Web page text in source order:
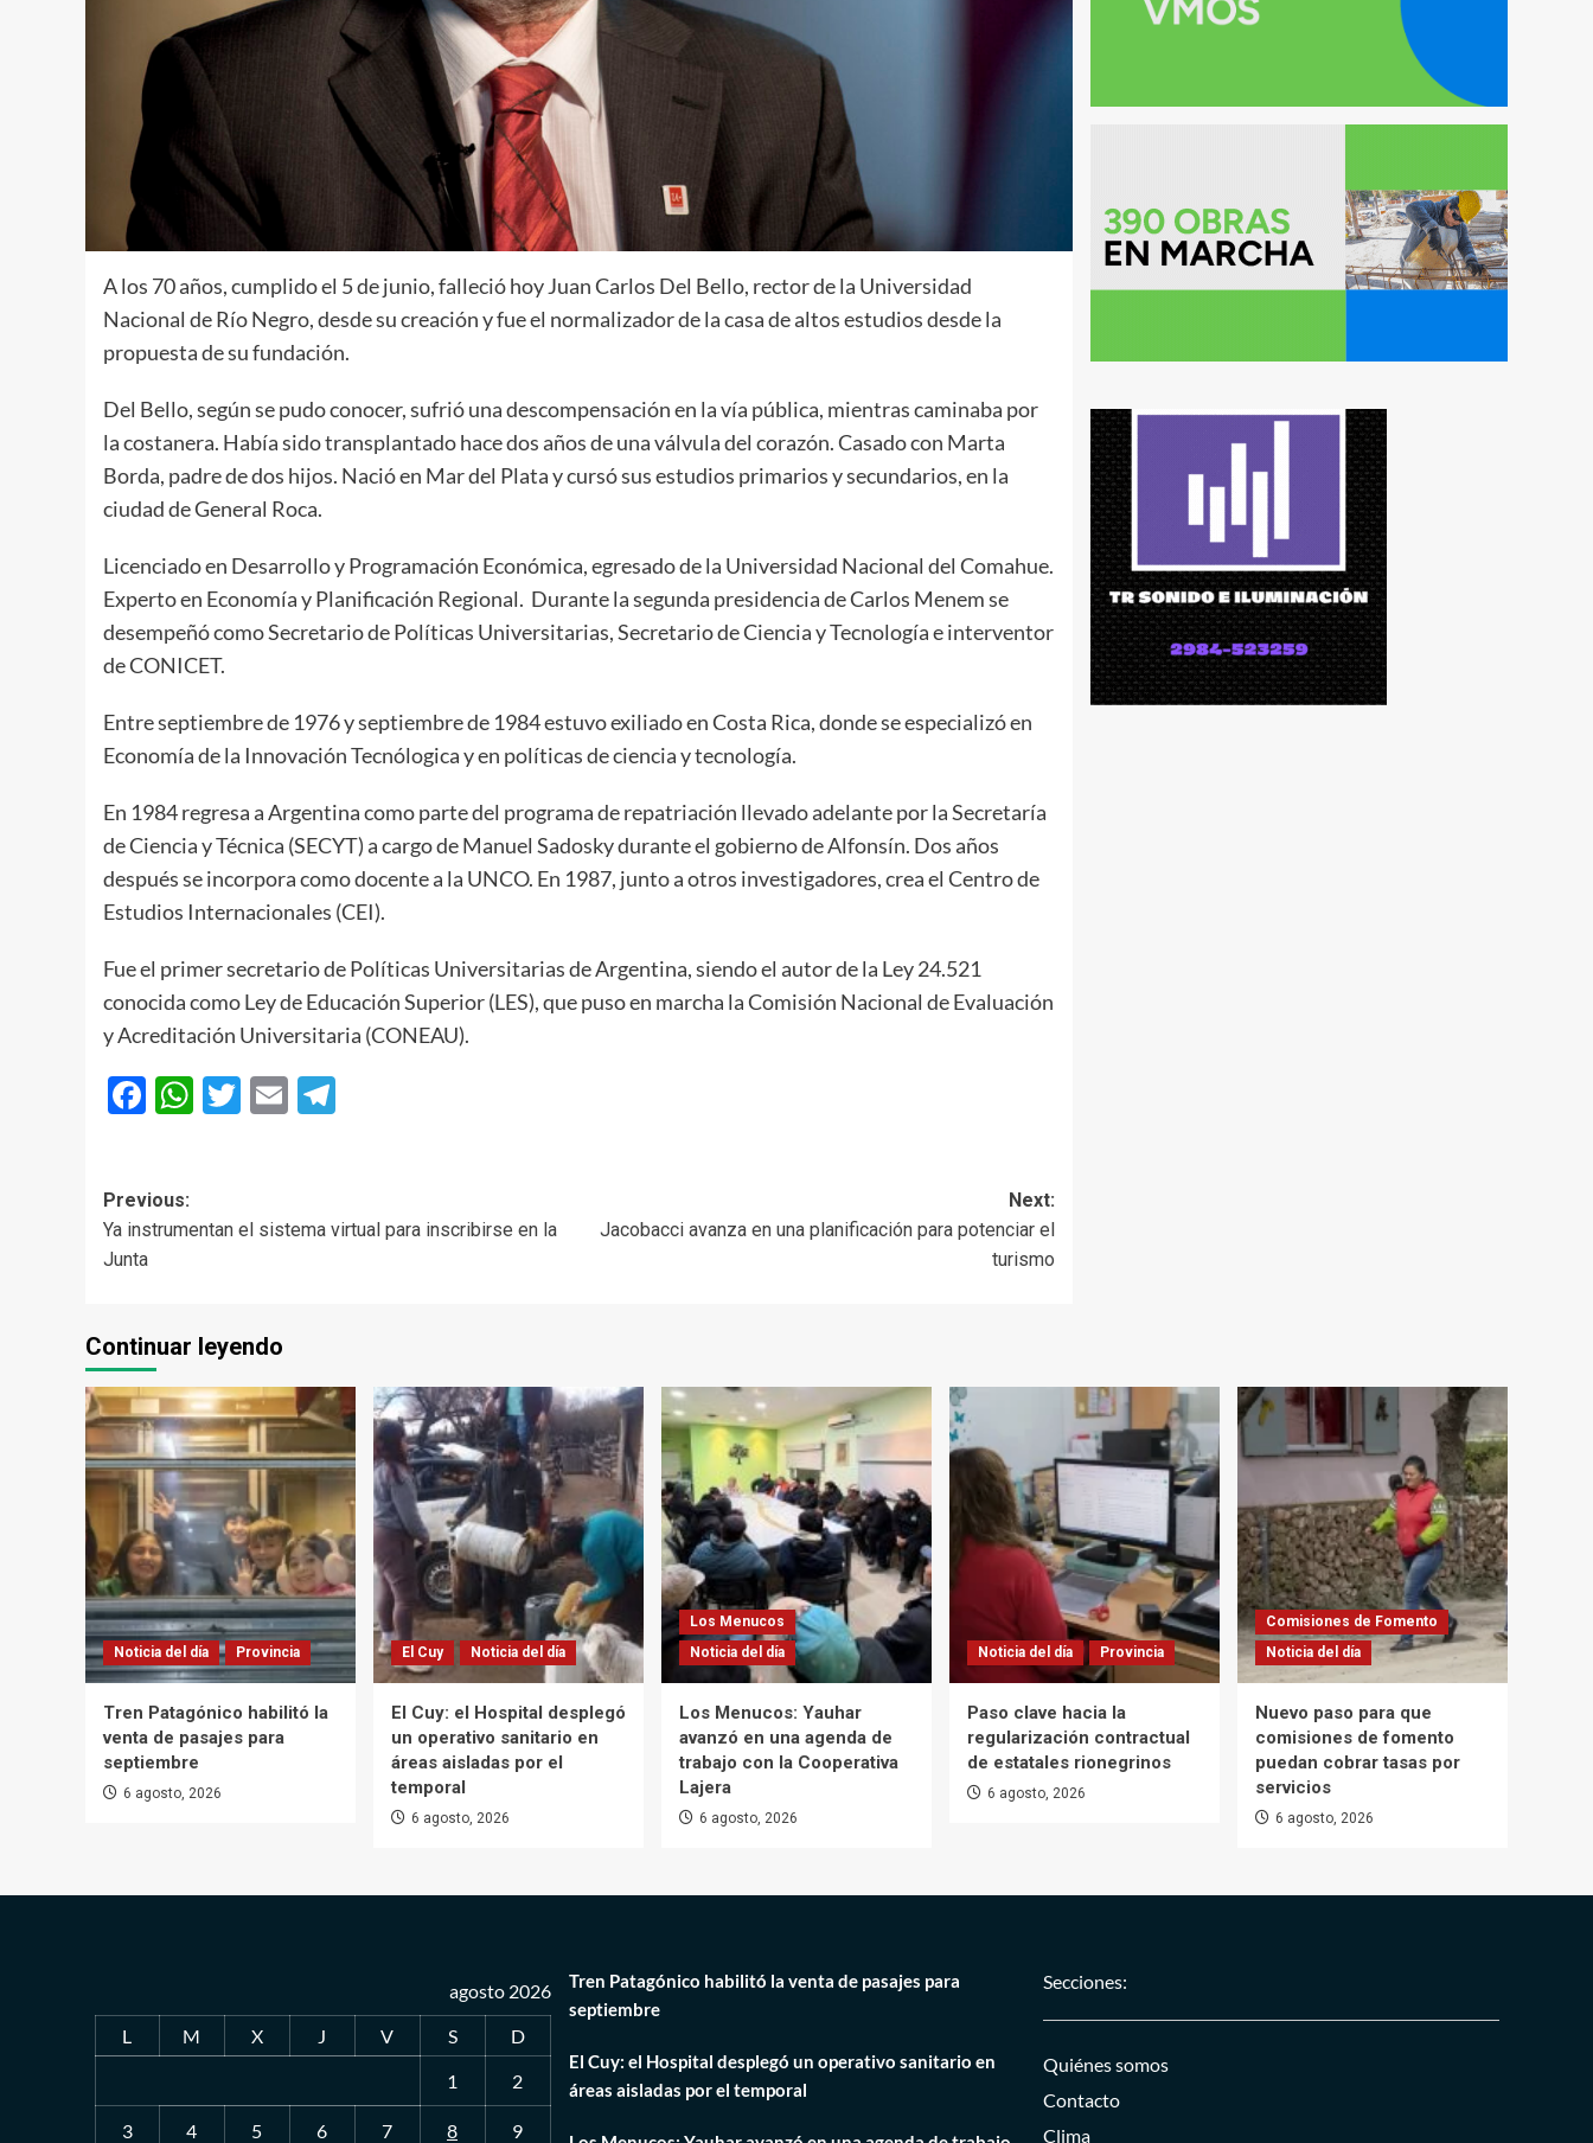
A los 70 años, cumplido el 5 de junio, falleció hoy Juan Carlos Del Bello, rector de la Universidad
Nacional de Río Negro, desde su creación y fue el normalizador de la casa de altos estudios desde la
propuesta de su fundación.
Del Bello, según se pudo conocer, sufrió una descompensación en la vía pública, mientras caminaba por
la costanera. Había sido transplantado hace dos años de una válvula del corazón. Casado con Marta
Borda, padre de dos hijos. Nació en Mar del Plata y cursó sus estudios primarios y secundarios, en la
ciudad de General Roca.
Licenciado en Desarrollo y Programación Económica, egresado de la Universidad Nacional del Comahue.
Experto en Economía y Planificación Regional. Durante la segunda presidencia de Carlos Menem se
desempeñó como Secretario de Políticas Universitarias, Secretario de Ciencia y Tecnología e interventor
de CONICET.
Entre septiembre de 1976 y septiembre de 1984 estuvo exiliado en Costa Rica, donde se especializó en
Economía de la Innovación Tecnólogica y en políticas de ciencia y tecnología. ​
En 1984 regresa a Argentina como parte del programa de repatriación llevado adelante por la Secretaría
de Ciencia y Técnica (SECYT) a cargo de Manuel Sadosky durante el gobierno de Alfonsín. Dos años
después se incorpora como docente a la UNCO. En 1987, junto a otros investigadores, crea el Centro de
Estudios Internacionales (CEI).
Fue el primer secretario de Políticas Universitarias de Argentina, siendo el autor de la Ley 24.521
conocida como Ley de Educación Superior (LES), que puso en marcha la Comisión Nacional de Evaluación
y Acreditación Universitaria (CONEAU).
Facebook
WhatsApp
Twitter
Email
Post
navigation
Previous:
Ya instrumentan el sistema virtual para inscribirse en la
Junta
Next:
Jacobacci avanza en una planificación para potenciar el
turismo
Continuar leyendo
Noticia del día Provincia
Tren Patagónico habilitó la
venta de pasajes para
septiembre
6 agosto, 2026
El Cuy Noticia del día
El Cuy: el Hospital desplegó
un operativo sanitario en
áreas aisladas por el
temporal
6 agosto, 2026
Los Menucos
Noticia del día
Los Menucos: Yauhar
avanzó en una agenda de
trabajo con la Cooperativa
Lajera
6 agosto, 2026
Noticia del día Provincia
Paso clave hacia la
regularización contractual
de estatales rionegrinos
6 agosto, 2026
Comisiones de Fomento
Noticia del día
Nuevo paso para que
comisiones de fomento
puedan cobrar tasas por
servicios
6 agosto, 2026
agosto 2026
L
M X J V S
D
1
2
3 4 5 6 7 8 9
Tren Patagónico habilitó la venta de pasajes para
septiembre
El Cuy: el Hospital desplegó un operativo sanitario en
áreas aisladas por el temporal
Secciones:
Quiénes somos
Contacto
Clima